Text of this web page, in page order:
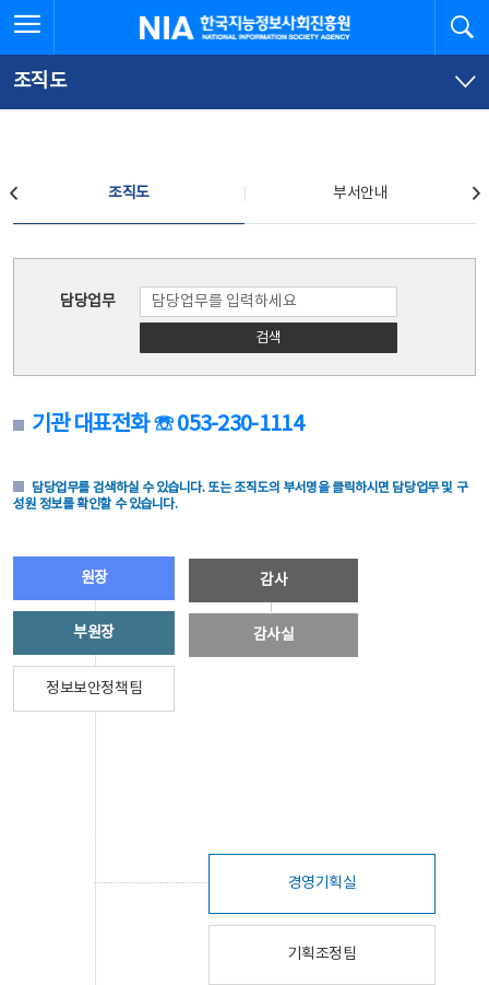
문
로
가
체
뉴
바
가
한국지능정보사회진흥원
조직도
조직도 부서안내
담당업무
검색
기관 대표전화 ☏ 053-230-1114
담당업무를 검색하실 수 있습니다. 또는 조직도의 부서명을 클릭하시면 담당업무 및 구
성원 정보를 확인할 수 있습니다.
원장
부원장
정보보안정책팀
감사
감사실
경영기획실
기획조정팀